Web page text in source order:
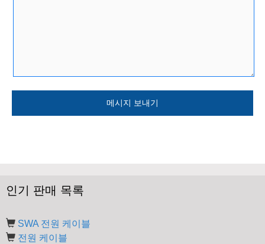
인기 판매 목록
SWA 전원 케이블
전원 케이블